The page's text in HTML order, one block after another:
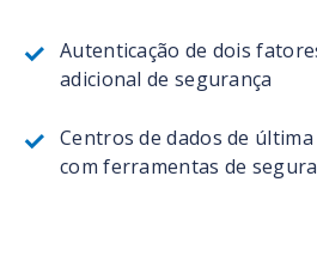
Autenticação de dois
adicional de segurança
Centros de dados de
com ferramentas de